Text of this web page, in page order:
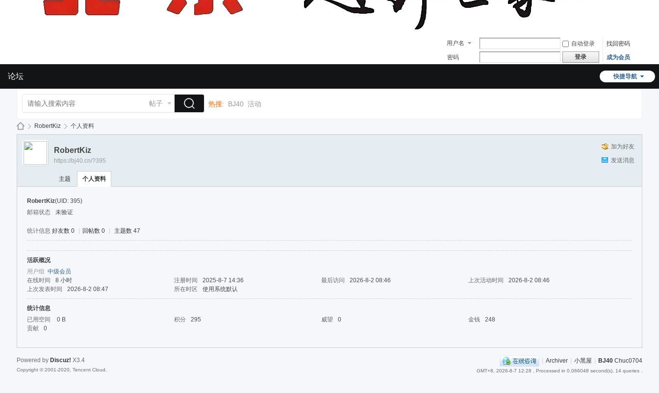
用户名 自动登录
找回密码
密码
登录 成为会员
快捷导航
论坛
帖子 热搜: BJ40 活动
›
RobertKiz 个人资料
加为好友
发送消息
RobertKiz
https://bj40.cn/?395
主题 个人资料
RobertKiz(UID: 395)
邮箱状态
未验证
统计信息 好友数 0 回帖数 0 主题数 47
活跃概况
用户组 中级会员
在线时间
8 小时 注册时间 2025-8-7 14:36 最后访问 2026-8-2 08:46 上次活动时间
2026-8-2 08:46
上次发表时间
2026-8-2 08:47 所在时区 使用系统默认
统计信息
已用空间
0 B 积分 295 威望 0 金钱
248
贡献
0
| Archiver | 小黑屋 | BJ40 Chuc0704
GMT+8, 2026-8-7 12:28 , Processed in 0.066048 second(s), 14 queries .
Powered by Discuz! X3.4
Copyright © 2001-2020, Tencent Cloud.